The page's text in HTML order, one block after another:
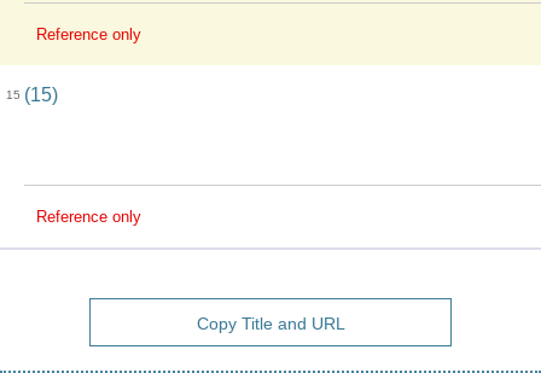
Reference only
15 (15)
Reference only
Copy Title and URL